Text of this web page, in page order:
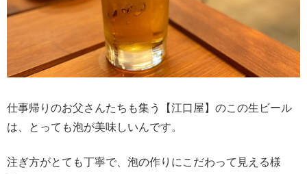
仕事帰りのお父さんたちも集う【江口屋】のこの生ビール
は、とっても泡が美味しいんです。
注ぎ方がとても丁寧で、泡の作りにこだわって見える様